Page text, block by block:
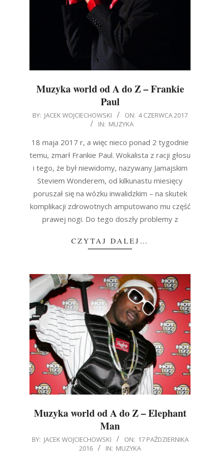
Muzyka world od A do Z – Frankie
Paul
2017-
04
BY: JACEK WOJCIECHOWSKI ON: 4 CZERWCA 2017
IN: MUZYKA
18 maja 2017 r, a więc nieco ponad 2 tygodnie
temu, zmarł Frankie Paul. Wokalista z racji głosu
i tego, że był niewidomy, nazywany Jamajskim
Steviem Wonderem, od kilkunastu miesięcy
poruszał się na wózku inwalidzkim – na skutek
komplikacji zdrowotnych amputowano mu część
prawej nogi. Do tego doszły problemy z
CZYTAJ DALEJ…
Muzyka world od A do Z – Elephant
Man
2016-
BY: JACEK WOJCIECHOWSKI ON: 17 PAŹDZIERNIKA
2016
IN: MUZYKA